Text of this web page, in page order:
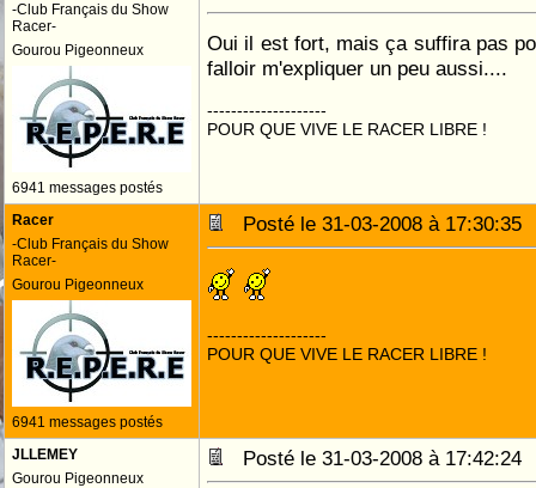
-Club Français du Show
Racer-
Gourou Pigeonneux
6941 messages postés
Oui il est fort, mais ça suffira pas
falloir m'expliquer un peu aussi....
--------------------
POUR QUE VIVE LE RACER LIBRE !
Racer
-Club Français du Show
Racer-
Gourou Pigeonneux
6941 messages postés
Posté le 31-03-2008 à
--------------------
POUR QUE VIVE LE RACER LIBRE !
JLLEMEY
Gourou Pigeonneux
Posté le 31-03-2008 à